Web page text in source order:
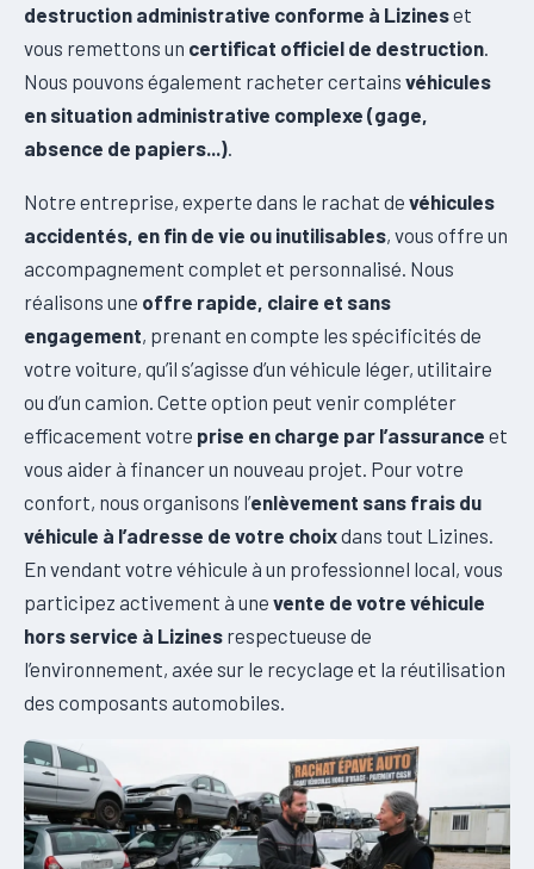
destruction administrative conforme à Lizineset
vous remettons un certificat officiel de destruction
Nous pouvons également racheter certains véhicules
en situation administrative complexe (gage,
absence de papiers...)
Notre entreprise, experte dans le rachat de véhicules
accidentés, en fin de vie ou inutilisables, vous offre un
accompagnement complet et personnalisé. Nous
réalisons une offre rapide, claire et sans
engagement, prenant en compte les spécificités de
votre voiture, qu’il s’agisse d’un véhicule léger, utilitaire
ou d’un camion. Cette option peut venir compléter
efficacement votre prise en charge par l’assurance et
vous aider à financer un nouveau projet. Pour votre
confort, nous organisons l’enlèvement sans frais du
véhicule à l’adresse de votre choixdans tout Lizines.
En vendant votre véhicule à un professionnel local, vous
participez activement à une vente de votre véhicule
hors service à Lizines respectueuse de
l’environnement, axée sur le recyclage et la réutilisation
des composants automobiles.